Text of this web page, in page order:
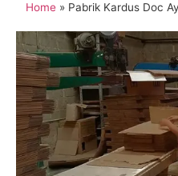
Home » Pabrik Kardus Doc